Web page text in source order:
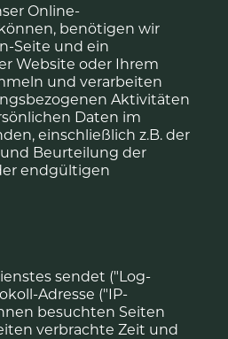
Online-
benötigen wir
Seite und ein
Website oder Ihrem
und verarbeiten
Aktivitäten
Daten im
einschließlich z.B. der
Beurteilung der
endgültigen
sendet ("Log-
Adresse ("IP-
besuchten Seiten
verbrachte Zeit und